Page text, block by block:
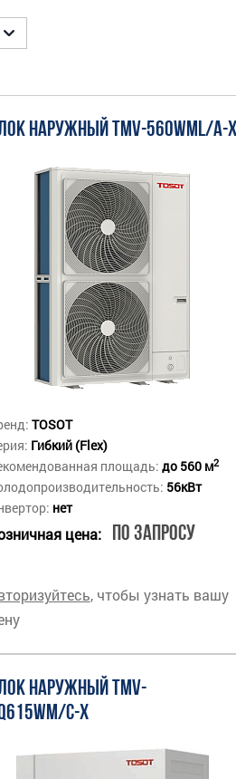
НАРУЖНЫЙ TMV-560WML/A-X
TOSOT
Гибкий (Flex)
площадь: до 560 м2
56кВт
нет
цена: По запросу
, чтобы узнать вашу
НАРУЖНЫЙ TMV-
C-X